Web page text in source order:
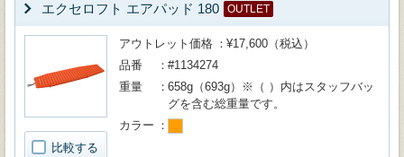
エクセロフト エアパッド 180 OUTLET
比較する
アウトレット価格
¥17,600（税込）
品番
#1134274
重量
658g（693g）※（ ）内はスタッフバッ
グを含む総重量です。
カラー